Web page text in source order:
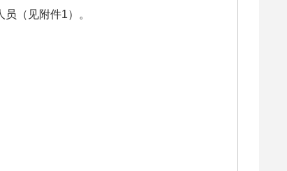
（见附件1）。